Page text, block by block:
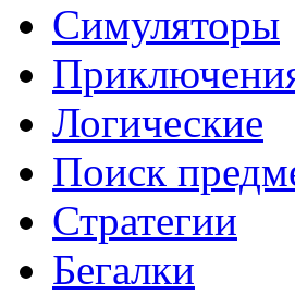
Симуляторы
Логические
Поиск
Стратегии
Бегалки